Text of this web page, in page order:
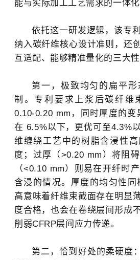
能与实际加工工艺需求的一体化
依托这一研发逻辑，该专
纳入碳纤维核心设计准则，还
互适配、能够精准量化的三大性
第一，极致均匀的扁平
制。专利要求上浆后碳纤维
0.10-0.20 mm，同时厚度的变
在 6.5%以下，更优可至4.3%以
维缠绕工艺中的树脂含浸性
度；过厚（>0.20 mm）将阻
（<0.10 mm）则易在开纤时
含浸的情况。厚度的均匀性
高意味着纤维束截面存在明显
度合格，也会在卷绕层间形成
削弱CFRP层间应力传递。
第二，恰到好处的柔硬度